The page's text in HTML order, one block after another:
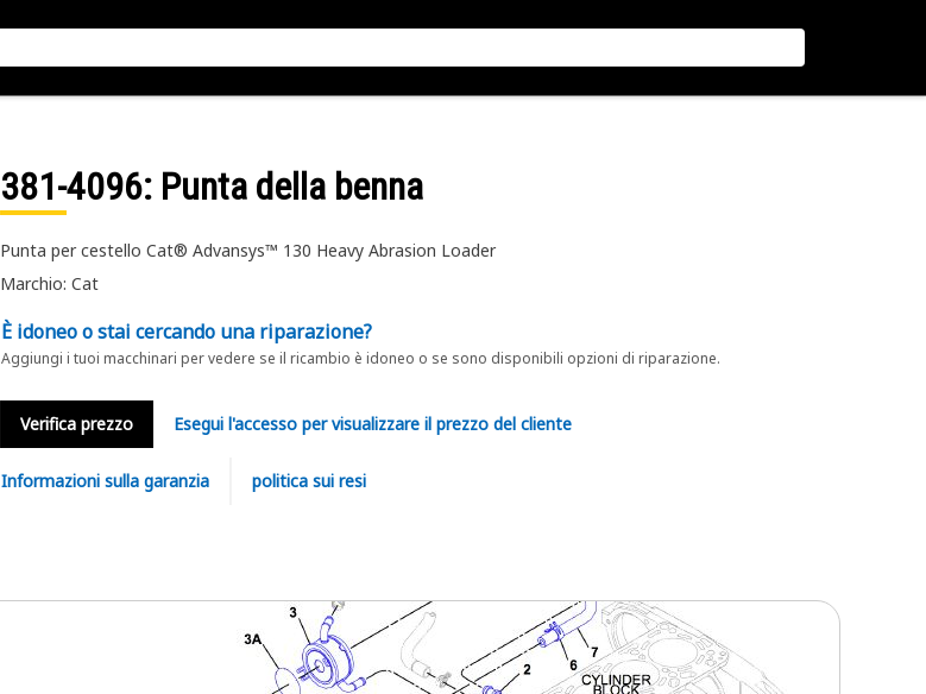
381-4096: Punta della benna
Punta per cestello Cat® Advansys™ 130 Heavy Abrasion Loader
Marchio: Cat
È idoneo o stai cercando una riparazione?
Aggiungi i tuoi macchinari per vedere se il ricambio è idoneo o se sono disponibili opzioni di riparazione.
Verifica prezzo Esegui l'accesso per visualizzare il prezzo del cliente
Informazioni sulla garanzia politica sui resi